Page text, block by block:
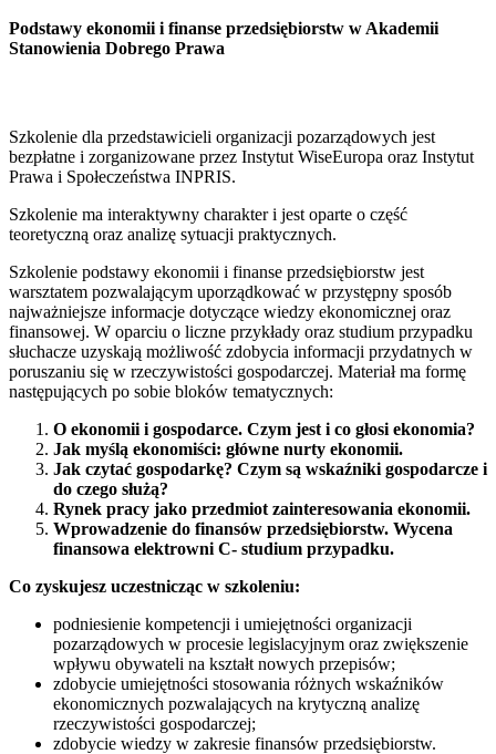
Podstawy ekonomii i finanse przedsiębiorstw w Akademii
Stanowienia Dobrego Prawa
Szkolenie dla przedstawicieli organizacji pozarządowych jest
bezpłatne i zorganizowane przez Instytut WiseEuropa oraz Instytut
Prawa i Społeczeństwa INPRIS.
Szkolenie ma interaktywny charakter i jest oparte o część
teoretyczną oraz analizę sytuacji praktycznych.
Szkolenie podstawy ekonomii i finanse przedsiębiorstw jest
warsztatem pozwalającym uporządkować w przystępny sposób
najważniejsze informacje dotyczące wiedzy ekonomicznej oraz
finansowej. W oparciu o liczne przykłady oraz studium przypadku
słuchacze uzyskają możliwość zdobycia informacji przydatnych w
poruszaniu się w rzeczywistości gospodarczej. Materiał ma formę
następujących po sobie bloków tematycznych:
O ekonomii i gospodarce. Czym jest i co głosi ekonomia?
Jak myślą ekonomiści: główne nurty ekonomii.
Jak czytać gospodarkę? Czym są wskaźniki gospodarcze i
do czego służą?
Rynek pracy jako przedmiot zainteresowania ekonomii.
Wprowadzenie do finansów przedsiębiorstw. Wycena
finansowa elektrowni C- studium przypadku.
Co zyskujesz uczestnicząc w szkoleniu:
podniesienie kompetencji i umiejętności organizacji
pozarządowych w procesie legislacyjnym oraz zwiększenie
wpływu obywateli na kształt nowych przepisów;
zdobycie umiejętności stosowania różnych wskaźników
ekonomicznych pozwalających na krytyczną analizę
rzeczywistości gospodarczej;
zdobycie wiedzy w zakresie finansów przedsiębiorstw.